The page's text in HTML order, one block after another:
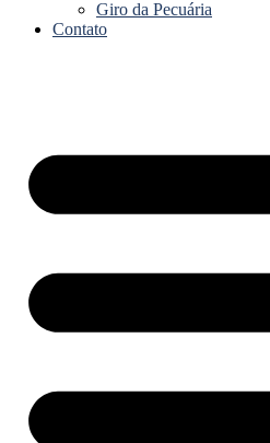
Giro da Pecuária
Contato